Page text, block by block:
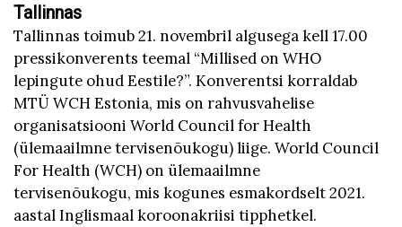
Tallinnas
Tallinnas toimub 21. novembril algusega kell 17.00
pressikonverents teemal “Millised on WHO
lepingute ohud Eestile?”. Konverentsi korraldab
MTÜ WCH Estonia, mis on rahvusvahelise
organisatsiooni World Council for Health
(ülemaailmne tervisenõukogu) liige. World Council
For Health (WCH) on ülemaailmne
tervisenõukogu, mis kogunes esmakordselt 2021.
aastal Inglismaal koroonakriisi tipphetkel.